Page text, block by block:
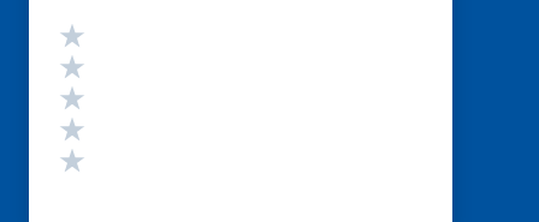
Valutazione